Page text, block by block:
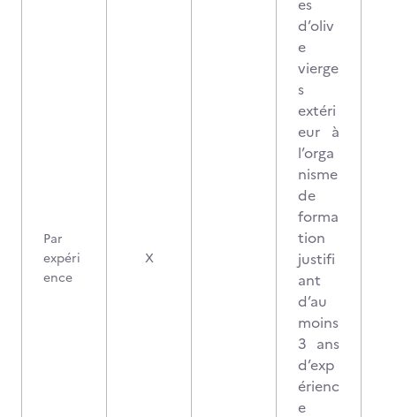
Par
expéri
ence
X
es
d’oliv
e
vierge
s
extéri
eur à
l’orga
nisme
de
forma
tion
justifi
ant
d’au
moins
3 ans
d’exp
érienc
e